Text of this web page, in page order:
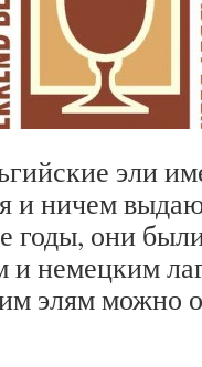
эли
и ничем
годы, они
и немецким
элям можно